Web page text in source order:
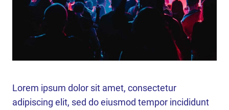
Lorem ipsum dolor sit amet, consectetur
adipiscing elit, sed do eiusmod tempor incididunt